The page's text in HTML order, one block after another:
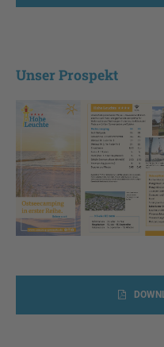
Unser Prospekt